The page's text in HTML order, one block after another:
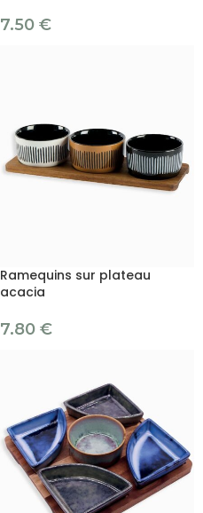
7.50 €
Ramequins sur plateau
acacia
7.80 €